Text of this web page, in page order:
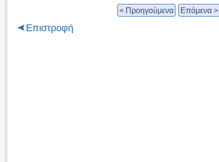
< Προηγούμενα Επόμενα >
Επιστροφή